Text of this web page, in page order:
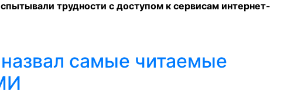
трудности с доступом к сервисам интернет-
самые читаемые